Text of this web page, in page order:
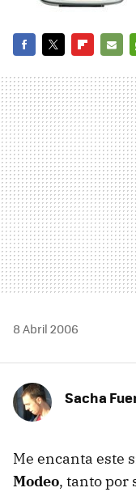
MAIL
8 Abril 2006
Sacha
Me encanta este
Modeo, tanto por